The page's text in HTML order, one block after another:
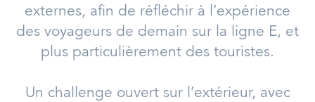
externes, afin de réfléchir à l’expérience
des voyageurs de demain sur la ligne E, et
plus particulièrement des touristes.
Un challenge ouvert sur l’extérieur, avec